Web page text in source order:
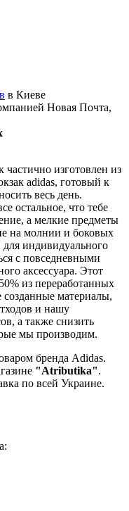
в Киеве
Новая Почта,
изготовлен из
adidas, готовый к
весь день.
остальное, что тебе
а мелкие предметы
на молнии и боковых
индивидуального
с повседневными
аксессуара. Этот
из переработанных
материалы,
и нашу
а также снизить
мы производим.
бренда Adidas.
"Atributika".
по всей Украине.